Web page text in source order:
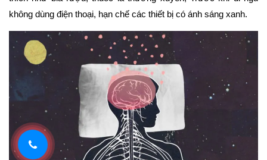
không dùng điện thoại, hạn chế các thiết bị có ánh sáng xanh.